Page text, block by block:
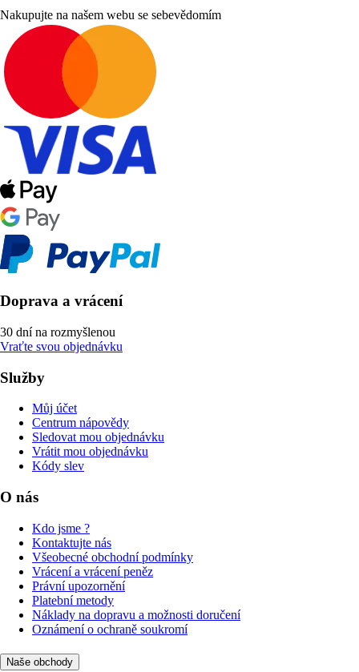
Nakupujte na našem webu se sebevědomím
Doprava a vrácení
30 dní na rozmyšlenou
Vraťte svou objednávku
Služby
Můj účet
Centrum nápovědy
Sledovat mou objednávku
Vrátit mou objednávku
Kódy slev
O nás
Kdo jsme ?
Kontaktujte nás
Všeobecné obchodní podmínky
Vrácení a vrácení peněz
Právní upozornění
Platební metody
Náklady na dopravu a možnosti doručení
Oznámení o ochraně soukromí
Naše obchody